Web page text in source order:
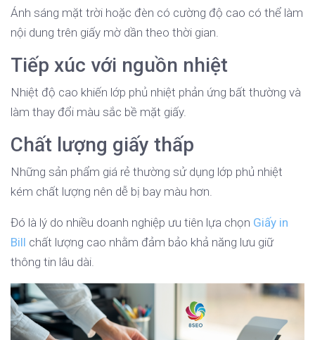
Ánh sáng mặt trời hoặc đèn có cường độ cao có thể làm
nội dung trên giấy mờ dần theo thời gian.
Tiếp xúc với nguồn nhiệt
Nhiệt độ cao khiến lớp phủ nhiệt phản ứng bất thường và
làm thay đổi màu sắc bề mặt giấy.
Chất lượng giấy thấp
Những sản phẩm giá rẻ thường sử dụng lớp phủ nhiệt
kém chất lượng nên dễ bị bay màu hơn.
Đó là lý do nhiều doanh nghiệp ưu tiên lựa chọn Giấy in
Bill chất lượng cao nhằm đảm bảo khả năng lưu giữ
thông tin lâu dài.